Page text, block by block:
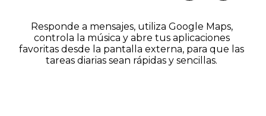
Responde a mensajes, utiliza Google Maps,
controla la música y abre tus aplicaciones
favoritas desde la pantalla externa, para que las
tareas diarias sean rápidas y sencillas.